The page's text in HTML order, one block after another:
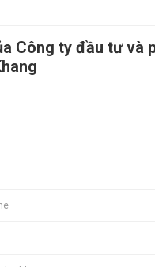
Công ty đầu tư và